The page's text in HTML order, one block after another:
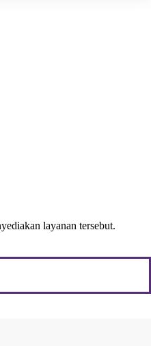
layanan tersebut.